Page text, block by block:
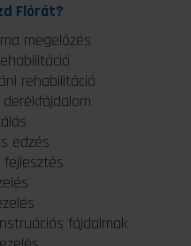
Flórát?
megelőzés
rehabilitáció
edzés
fájdalmak